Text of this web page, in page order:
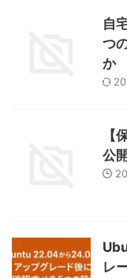
自
つ
か
【
公
レ